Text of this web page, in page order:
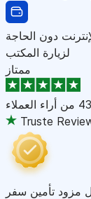
دون الحاجة
لزيارة المكتب
ممتاز
العملاء
Truste
مزود تأمين سفر